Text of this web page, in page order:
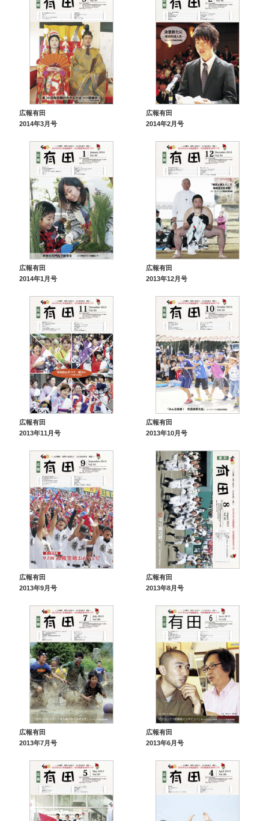
広報有田
2014年3月号
広報有田
2014年2月号
広報有田
2014年1月号
広報有田
2013年12月号
広報有田
2013年11月号
広報有田
2013年10月号
広報有田
2013年9月号
広報有田
2013年8月号
広報有田
2013年7月号
広報有田
2013年6月号